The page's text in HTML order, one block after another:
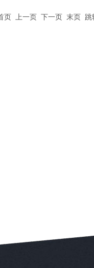
页 上一页 下一页 末页 跳